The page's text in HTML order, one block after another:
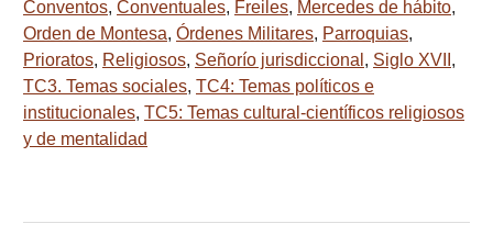
Conventos, Conventuales, Freiles, Mercedes de hábito,
Orden de Montesa, Órdenes Militares, Parroquias,
Prioratos, Religiosos, Señorío jurisdiccional , Siglo XVII ,
TC3. Temas sociales, TC4: Temas políticos e
institucionales, TC5: Temas cultural-científicos religiosos
y de mentalidad